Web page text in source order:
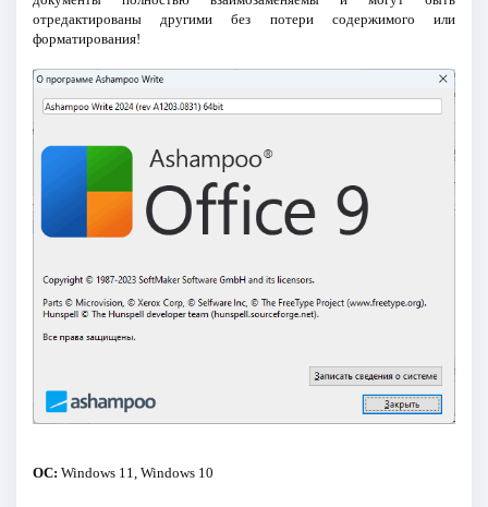
отредактированы другими без потери содержимого или
форматирования!
ОС: Windows 11, Windows 10